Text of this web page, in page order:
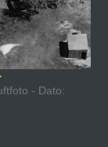
- Dato: